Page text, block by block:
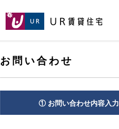
お問い合わせ
① お問い合わせ内容入力